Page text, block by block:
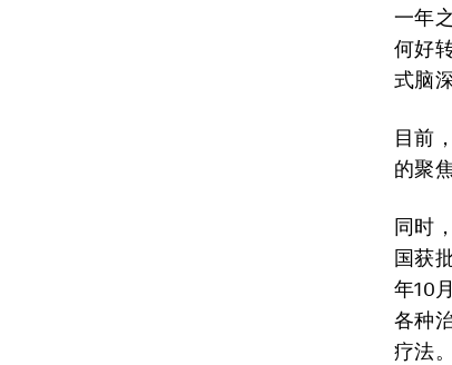
一年
何好
式脑
目前
的聚
同时
国获
年10
各种
疗法